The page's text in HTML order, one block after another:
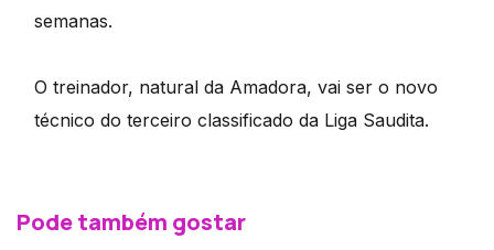
semanas.
O treinador, natural da Amadora, vai ser o novo
técnico do terceiro classificado da Liga Saudita.
Pode também gostar